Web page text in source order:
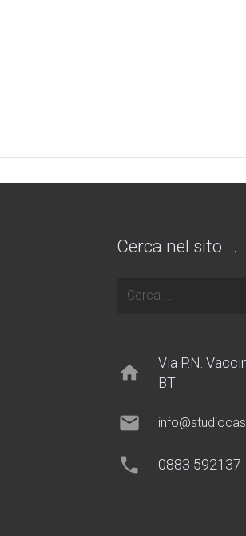
Cerca nel sito …
Ricerca
home
Via P.N.
BT
mail
phone 0883 592137